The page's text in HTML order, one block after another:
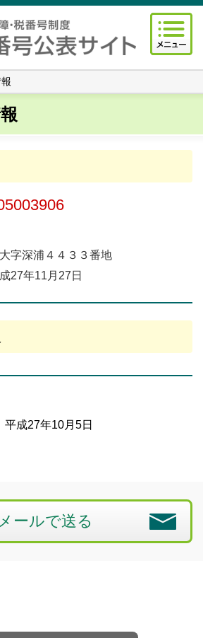
字深浦４４３３番地
27年11月27日
平成27年10月5日
メールで送る